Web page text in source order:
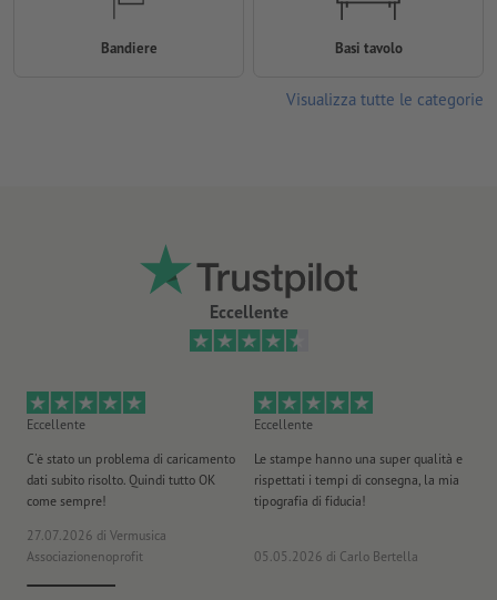
Eccellente
Eccellente
C'è stato un problema di caricamento
dati subito risolto. Quindi tutto OK
come sempre!
27.07.2026 di Vermusica
Associazionenoprofit
Eccellente
Le stampe hanno una super qualità e
rispettati i tempi di consegna, la mia
tipografia di fiducia!
05.05.2026 di Carlo Bertella
Bandiere Basi tavolo
Visualizza tutte le categorie